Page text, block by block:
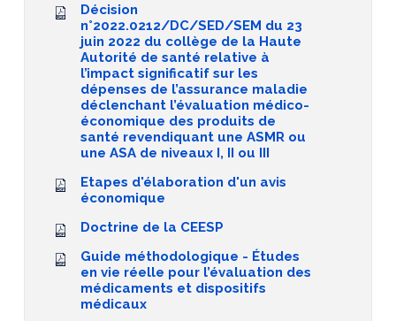
Décision
n°2022.0212/DC/SED/SEM du 23
juin 2022 du collège de la Haute
Autorité de santé relative à
l’impact significatif sur les
dépenses de l’assurance maladie
déclenchant l’évaluation médico-
économique des produits de
santé revendiquant une ASMR ou
une ASA de niveaux I, II ou III
Etapes d'élaboration d'un avis
économique
Doctrine de la CEESP
Guide méthodologique - Études
en vie réelle pour l’évaluation des
médicaments et dispositifs
médicaux